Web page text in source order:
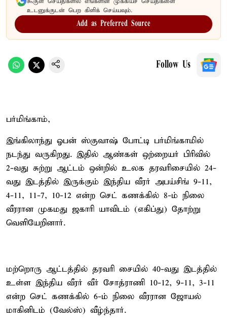
உடனுக்குடன் பெற கிளிக் செய்யவும்.
Add as Preferred Source
Follow Us
பர்மிங்காம்,
இங்கிலாந்து ஓபன் ஸ்குவாஷ் போட்டி பர்மிங்காமில்
நடந்து வருகிறது. இதில் ஆண்கள் ஒற்றையர் பிரிவில்
2-வது சுற்று ஆட்டம் ஒன்றில் உலக தரவரிசையில் 24-
வது இடத்தில் இருக்கும் இந்திய வீரர் அபய்சிங் 9-11,
4-11, 11-7, 10-12 என்ற செட் கணக்கில் 8-ம் நிலை
வீரரான முகமது ஜகாரி யாவிடம் (எகிப்து) தோற்று
வெளியேறினார்.
மற்றொரு ஆட்டத்தில் தரவரி சையில் 40-வது இடத்தில்
உள்ள இந்திய வீரர் வீர் சோத்ராணி 10-12, 9-11, 3-11
என்ற செட் கணக்கில் 6-ம் நிலை வீரரான ஜோயல்
மாகினிடம் (வேல்ஸ்) வீழ்ந்தார்.